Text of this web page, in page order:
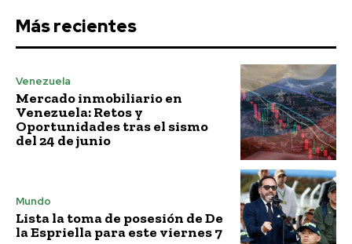
Más recientes
Venezuela
Mercado inmobiliario en
Venezuela: Retos y
Oportunidades tras el sismo
del 24 de junio
Mundo
Lista la toma de posesión de De
la Espriella para este viernes 7